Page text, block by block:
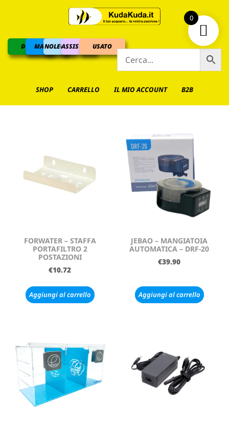
DOLCEMARINO
NOLEGGIOASSISTENZAUSATO
SHOP CARRELLO IL MIO ACCOUNT B2B
FORWATER – STAFFA
PORTAFILTRO 2
POSTAZIONI
€10.72
Aggiungi al carrello
JEBAO – MANGIATOIA
AUTOMATICA – DRF-20
€39.90
Aggiungi al carrello
0